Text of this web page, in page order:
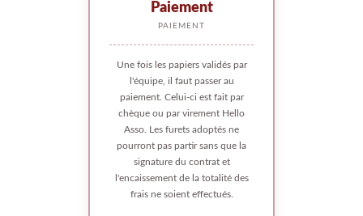
Paiement
PAIEMENT
Une fois les papiers validés par
l'équipe, il faut passer au
paiement. Celui-ci est fait par
chèque ou par virement Hello
Asso. Les furets adoptés ne
pourront pas partir sans que la
signature du contrat et
l'encaissement de la totalité des
frais ne soient effectués.